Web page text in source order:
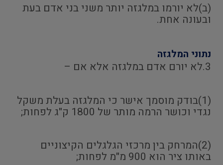
(ב)לא יורמו במלגזה יותר משני בני אדם בעת
ובעונה אחת.
נתוני המלגזה
3.לא יורם אדם במלגזה אלא אם –
(1)בודק מוסמך אישר כי המלגזה בעלת משקל
נגדי וכושר הרמה מותר של 1800 ק"ג לפחות;
(2)המרחק בין מרכזי הגלגלים הקיצוניים
באותו ציר הוא 900 מ"מ לפחות;